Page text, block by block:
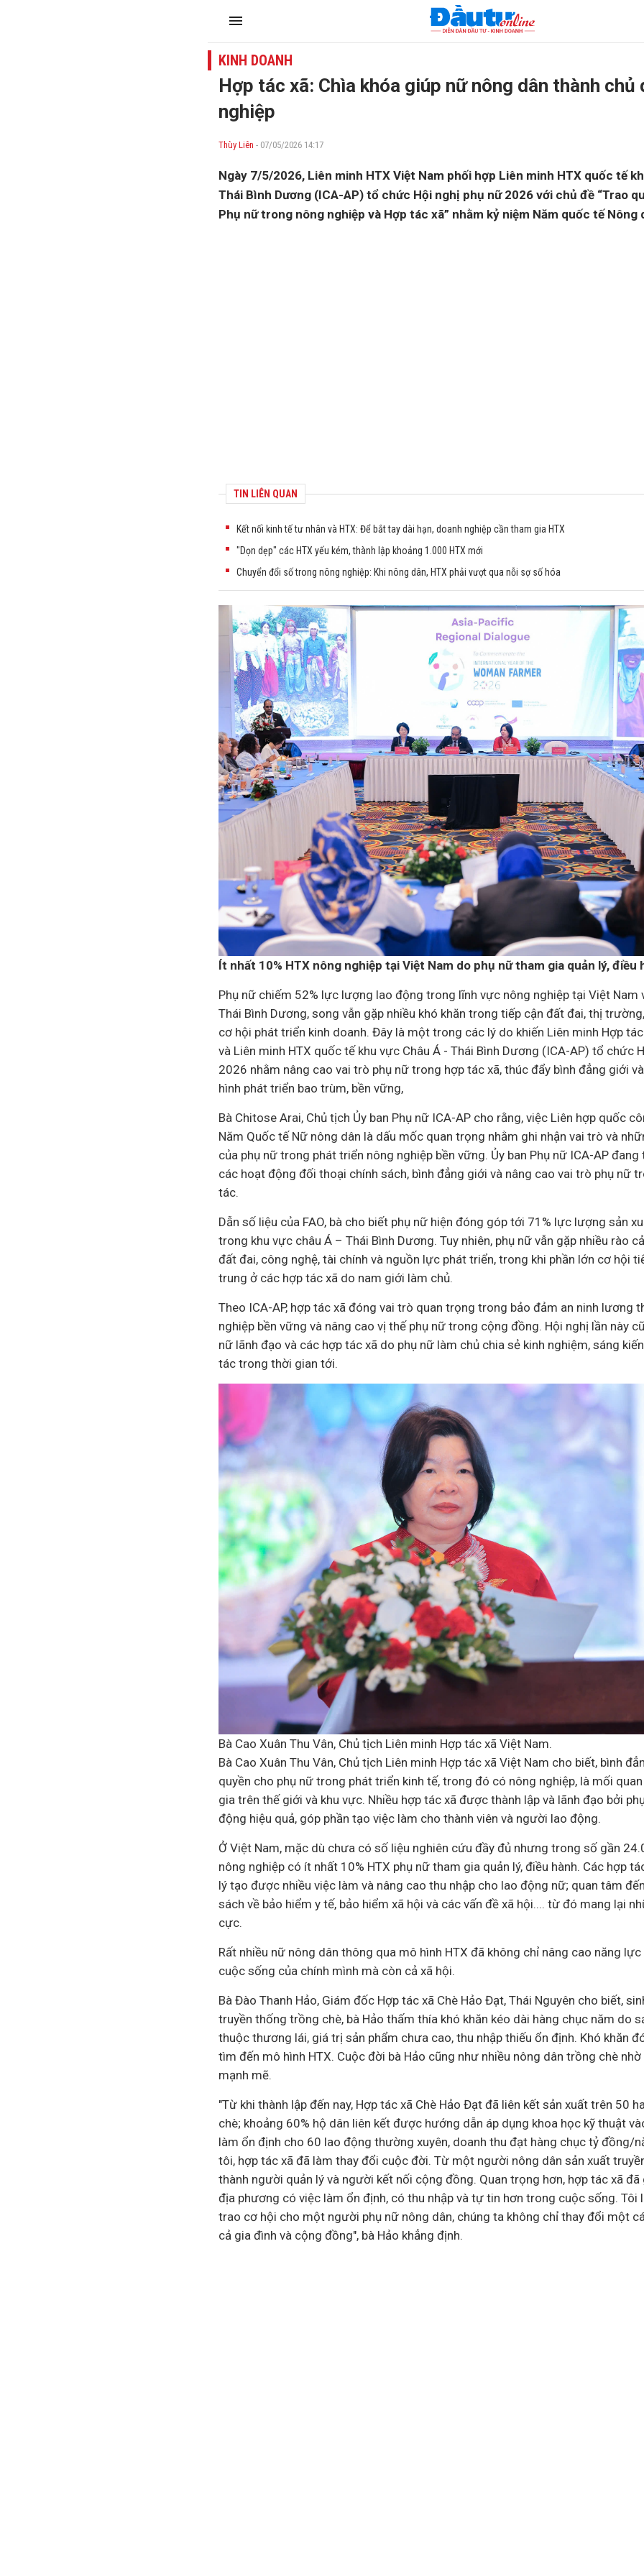
KINH DOANH
Hợp tác xã: Chìa khóa giúp nữ nông dân thành chủ
nghiệp
Thùy Liên - 07/05/2026 14:17
Ngày 7/5/2026, Liên minh HTX Việt Nam phối hợp Liên minh HTX quốc tế
Thái Bình Dương (ICA-AP) tổ chức Hội nghị phụ nữ 2026 với chủ đề “Trao
Phụ nữ trong nông nghiệp và Hợp tác xã” nhằm kỷ niệm Năm quốc tế Nông
TIN LIÊN QUAN
Kết nối kinh tế tư nhân và HTX: Để bắt tay dài hạn, doanh nghiệp cần tham gia HTX
"Dọn dẹp" các HTX yếu kém, thành lập khoảng 1.000 HTX mới
Chuyển đổi số trong nông nghiệp: Khi nông dân, HTX phải vượt qua nỗi sợ số hóa
Ít nhất 10% HTX nông nghiệp tại Việt Nam do phụ nữ tham gia quản lý, điều
Phụ nữ chiếm 52% lực lượng lao động trong lĩnh vực nông nghiệp tại Việt Nam
Thái Bình Dương, song vẫn gặp nhiều khó khăn trong tiếp cận đất đai, thị
cơ hội phát triển kinh doanh. Đây là một trong các lý do khiến Liên minh Hợp
và Liên minh HTX quốc tế khu vực Châu Á - Thái Bình Dương (ICA-AP) tổ chức
2026 nhằm nâng cao vai trò phụ nữ trong hợp tác xã, thúc đẩy bình đẳng giới
hình phát triển bao trùm, bền vững,
Bà Chitose Arai, Chủ tịch Ủy ban Phụ nữ IСА-АР cho rằng, việc Liên hợp quốc
Năm Quốc tế Nữ nông dân là dấu mốc quan trọng nhằm ghi nhận vai trò và
của phụ nữ trong phát triển nông nghiệp bền vững. Ủy ban Phụ nữ ICA-AP
các hoạt động đối thoại chính sách, bình đẳng giới và nâng cao vai trò phụ nữ
tác.
Dẫn số liệu của FAO, bà cho biết phụ nữ hiện đóng góp tới 71% lực lượng sản
trong khu vực châu Á – Thái Bình Dương. Tuy nhiên, phụ nữ vẫn gặp nhiều rào
đất đai, công nghệ, tài chính và nguồn lực phát triển, trong khi phần lớn cơ hội
trung ở các hợp tác xã do nam giới làm chủ.
Theo ICA-AP, hợp tác xã đóng vai trò quan trọng trong bảo đảm an ninh lương
nghiệp bền vững và nâng cao vị thế phụ nữ trong cộng đồng. Hội nghị lần này
nữ lãnh đạo và các hợp tác xã do phụ nữ làm chủ chia sẻ kinh nghiệm, sáng
tác trong thời gian tới.
Bà Cao Xuân Thu Vân, Chủ tịch Liên minh Hợp tác xã Việt Nam.
Bà Cao Xuân Thu Vân, Chủ tịch Liên minh Hợp tác xã Việt Nam cho biết, bình
quyền cho phụ nữ trong phát triển kinh tế, trong đó có nông nghiệp, là mối
gia trên thế giới và khu vực. Nhiều hợp tác xã được thành lập và lãnh đạo bởi
động hiệu quả, góp phần tạo việc làm cho thành viên và người lao động.
Ở Việt Nam, mặc dù chưa có số liệu nghiên cứu đầy đủ nhưng trong số gần
nông nghiệp có ít nhất 10% HTX phụ nữ tham gia quản lý, điều hành. Các hợp
lý tạo được nhiều việc làm và nâng cao thu nhập cho lao động nữ; quan tâm
sách về bảo hiểm y tế, bảo hiểm xã hội và các vấn đề xã hội.... từ đó mang lại
cực.
Rất nhiều nữ nông dân thông qua mô hình HTX đã không chỉ nâng cao năng lực
cuộc sống của chính mình mà còn cả xã hội.
Bà Đào Thanh Hảo, Giám đốc Hợp tác xã Chè Hảo Đạt, Thái Nguyên cho biết,
truyền thống trồng chè, bà Hảo thấm thía khó khăn kéo dài hàng chục năm do
thuộc thương lái, giá trị sản phẩm chưa cao, thu nhập thiếu ổn định. Khó khăn
tìm đến mô hình HTX. Cuộc đời bà Hảo cũng như nhiều nông dân trồng chè
mạnh mẽ.
"Từ khi thành lập đến nay, Hợp tác xã Chè Hảo Đạt đã liên kết sản xuất trên 50
chè; khoảng 60% hộ dân liên kết được hướng dẫn áp dụng khoa học kỹ thuật
làm ổn định cho 60 lao động thường xuyên, doanh thu đạt hàng chục tỷ đồng/
tôi, hợp tác xã đã làm thay đổi cuộc đời. Từ một người nông dân sản xuất
thành người quản lý và người kết nối cộng đồng. Quan trọng hơn, hợp tác xã đã
địa phương có việc làm ổn định, có thu nhập và tự tin hơn trong cuộc sống. Tôi
trao cơ hội cho một người phụ nữ nông dân, chúng ta không chỉ thay đổi một
cả gia đình và cộng đồng", bà Hảo khẳng định.